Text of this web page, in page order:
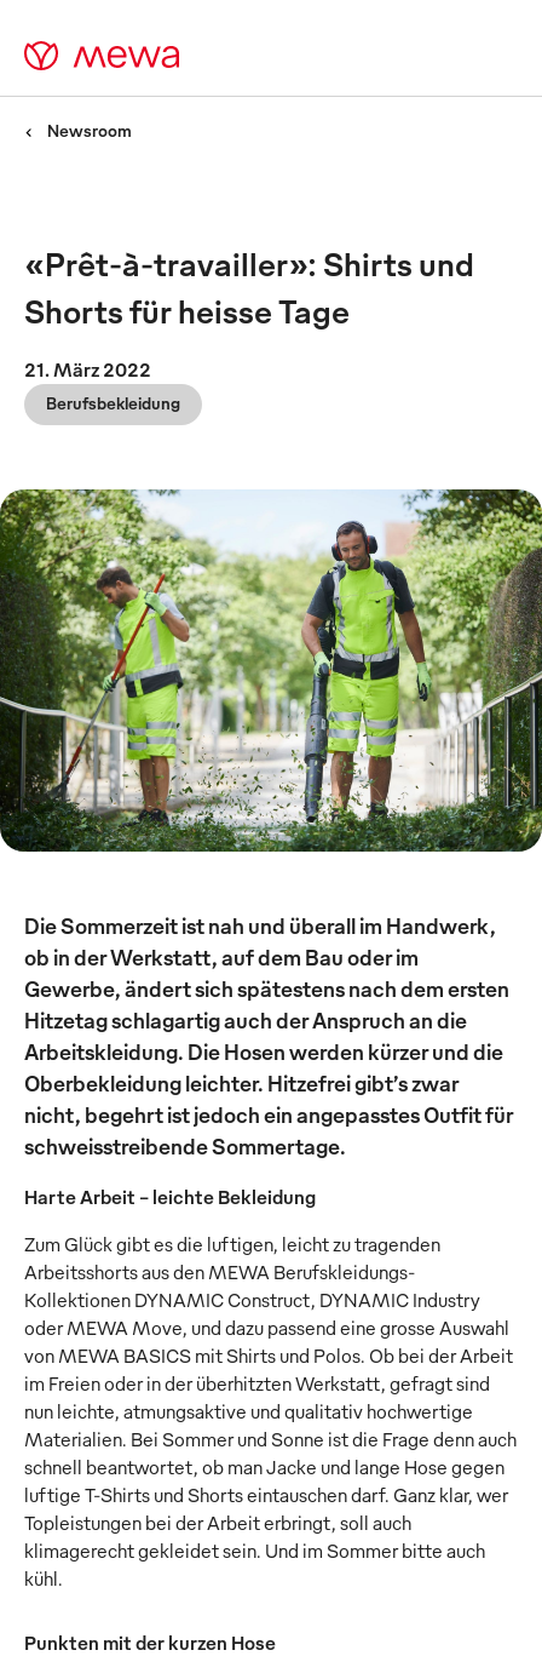
Newsroom
«Prêt-à-travailler»: Shirts und
Shorts für heisse Tage
21. März 2022
Berufsbekleidung
Die Sommerzeit ist nah und überall im Handwerk,
ob in der Werkstatt, auf dem Bau oder im
Gewerbe, ändert sich spätestens nach dem ersten
Hitzetag schlagartig auch der Anspruch an die
Arbeitskleidung. Die Hosen werden kürzer und die
Oberbekleidung leichter. Hitzefrei gibt’s zwar
nicht, begehrt ist jedoch ein angepasstes Outfit für
schweisstreibende Sommertage.
Harte Arbeit – leichte Bekleidung
Zum Glück gibt es die luftigen, leicht zu tragenden
Arbeitsshorts aus den MEWA Berufskleidungs-
Kollektionen DYNAMIC Construct, DYNAMIC Industry
oder MEWA Move, und dazu passend eine grosse Auswahl
von MEWA BASICS mit Shirts und Polos. Ob bei der Arbeit
im Freien oder in der überhitzten Werkstatt, gefragt sind
nun leichte, atmungsaktive und qualitativ hochwertige
Materialien. Bei Sommer und Sonne ist die Frage denn auch
schnell beantwortet, ob man Jacke und lange Hose gegen
luftige T-Shirts und Shorts eintauschen darf. Ganz klar, wer
Topleistungen bei der Arbeit erbringt, soll auch
klimagerecht gekleidet sein. Und im Sommer bitte auch
kühl.
Punkten mit der kurzen Hose